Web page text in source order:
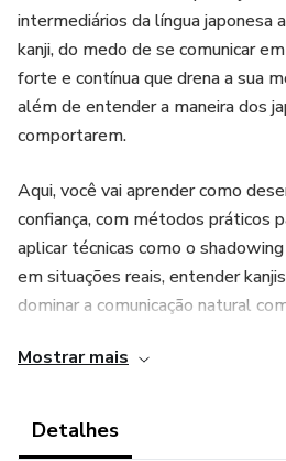
intermediários da língua japonesa
kanji, do medo de se comunicar
forte e contínua que drena a sua
além de entender a maneira dos
comportarem.
Aqui, você vai aprender como
confiança, com métodos práticos
aplicar técnicas como o
em situações reais, entender
dominar a comunicação natural
com ferramentas especiais para
Mostrar mais
Detalhes